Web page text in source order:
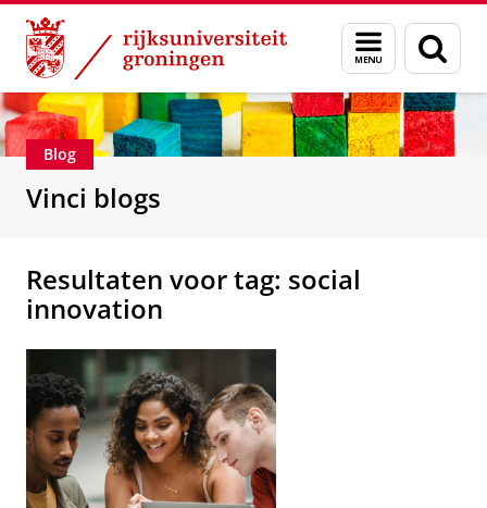
Skip
Content
Skip
Navigation
Menu
en
zoeken
Department of Innovation Management &
Blog
Vinci blogs
Resultaten voor tag: social
innovation